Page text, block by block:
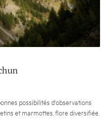
possibilités d'observations
et marmottes, flore diversifiée.